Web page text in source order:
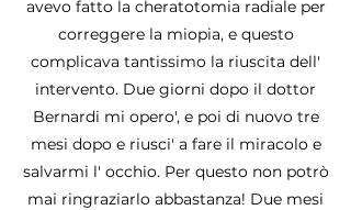
avevo fatto la cheratotomia radiale per
correggere la miopia, e questo
complicava tantissimo la riuscita dell'
intervento. Due giorni dopo il dottor
Bernardi mi opero', e poi di nuovo tre
mesi dopo e riusci' a fare il miracolo e
salvarmi l' occhio. Per questo non potrò
mai ringraziarlo abbastanza! Due mesi